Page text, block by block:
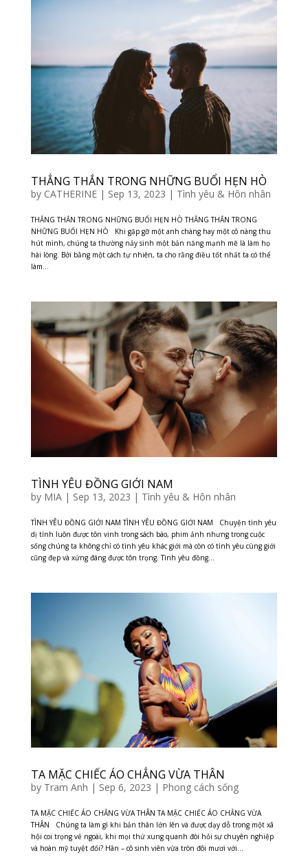
THẲNG THẮN TRONG NHỮNG BUỔI HẸN HÒ
by CATHERINE| Sep 13, 2023 | Tình yêu & Hôn nhân
THẲNG THẮN TRONG NHỮNG BUỔI HẸN HÒ THẲNG THẮN TRONG
NHỮNG BUỔI HẸN HÒ Khi gặp gỡ một anh chàng hay một cô nàng thu
hút mình, chúng ta thường nảy sinh một bản năng mạnh mẽ là làm họ
hài lòng. Bởi bằng một cách tự nhiên, ta cho rằng điều tốt nhất ta có thể
làm...
TÌNH YÊU ĐỒNG GIỚI NAM
by MIA| Sep 13, 2023 | Tình yêu & Hôn nhân
TÌNH YÊU ĐỒNG GIỚI NAM TÌNH YÊU ĐỒNG GIỚI NAM Chuyện tình yêu
dị tính luôn được tôn vinh trong sách báo, phim ảnh nhưng trong cuộc
sống chúng ta không chỉ có tình yêu khác giới mà còn có tình yêu cùng giới
cũng đẹp và xứng đáng được tôn trọng. Tình yêu đồng...
TA MẶC CHIẾC ÁO CHẲNG VỪA THÂN
by Tram Anh | Sep 6, 2023 | Phong cách sống
TA MẶC CHIẾC ÁO CHẲNG VỪA THÂN TA MẶC CHIẾC ÁO CHẲNG VỪA
THÂN Chúng ta làm gì khi bản thân lớn lên và được dạy dỗ trong một xã
hội coi trọng vẻ ngoài, khi mọi thứ xung quanh đòi hỏi sự chuyên nghiệp
và hoàn mỹ tuyệt đối? Hân – cô sinh viên vừa tròn đôi mươi với...